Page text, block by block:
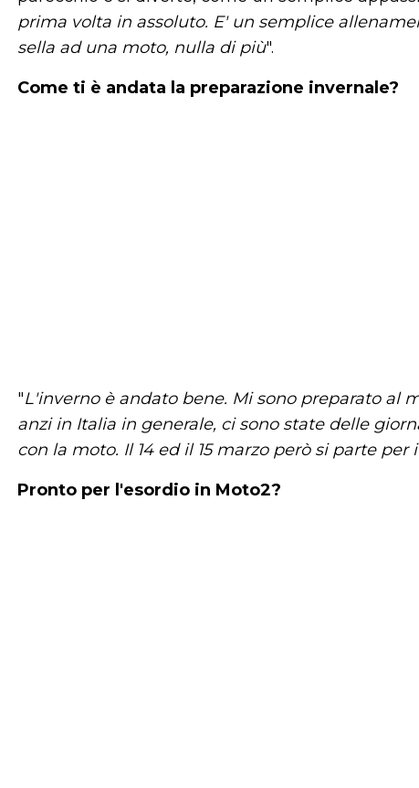
prima volta in assoluto. E' un semplice
sella ad una moto, nulla di più".
Come ti è andata la preparazione invernale?
"L'inverno è andato bene. Mi sono preparato al
anzi in Italia in generale, ci sono state delle
con la moto. Il 14 ed il 15 marzo però si parte
Pronto per l'esordio in Moto2?